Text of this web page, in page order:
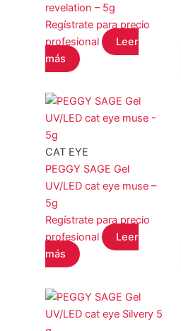
YOSHI(0)
COLOR del producto
EFECTO del producto
Filtro
revelation – 5g
Regístrate para precio
profesional
Leer
más
CAT EYE
PEGGY SAGE Gel
UV/LED cat eye muse –
5g
Regístrate para precio
profesional
Leer
más